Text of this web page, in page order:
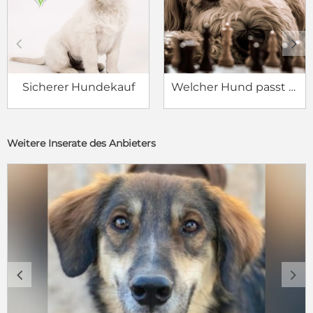
Sicherer Hundekauf Welcher Hund passt zu mir?
c d
Weitere Inserate des Anbieters
c d